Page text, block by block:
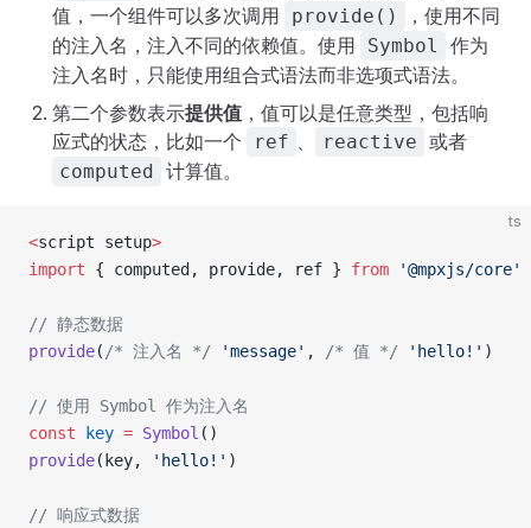
值，一个组件可以多次调用
provide()
，使用不同
的注入名，注入不同的依赖值。使用
Symbol
作为
注入名时，只能使用组合式语法而非选项式语法。
第二个参数表示提供值 ，值可以是任意类型，包括响
应式的状态，比如一个
ref reactive 或者
computed 计算值。
ts
<script setup>
import { computed, provide, ref } from '@mpxjs/core'
// 静态数据
provide( /* 注入名 */ 'message' , /* 值 */ 'hello!' )
// 使用 Symbol 作为注入名
const key = Symbol ()
provide(key, 'hello!' )
// 响应式数据